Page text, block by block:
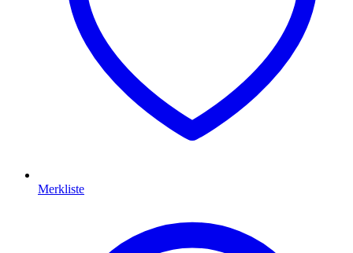
Merkliste